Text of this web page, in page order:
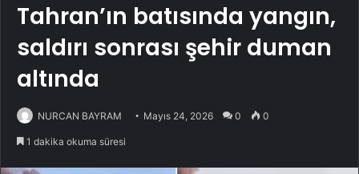
Tahran’ın batısında yangın,
saldırı sonrası şehir duman
altında
NURCAN BAYRAM Mayıs 24, 2026 0 0
1 dakika okuma süresi